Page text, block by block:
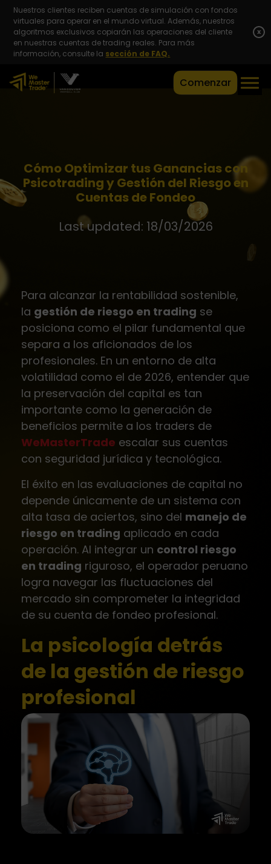
Nuestros clientes reciben cuentas de simulación con fondos
virtuales para operar en el mundo virtual. Además, nuestros
algoritmos exclusivos copiarán las operaciones del cliente
en nuestras cuentas de trading reales. Para más
información, consulte la sección de FAQ.
x
Comenzar
Cómo Optimizar tus Ganancias con
Psicotrading y Gestión del Riesgo en
Cuentas de Fondeo
Last updated: 18/03/2026
Para alcanzar la rentabilidad sostenible,
la gestión de riesgo en trading se
posiciona como el pilar fundamental que
separa a los aficionados de los
profesionales. En un entorno de alta
volatilidad como el de 2026, entender que
la preservación del capital es tan
importante como la generación de
beneficios permite a los traders de
WeMasterTrade escalar sus cuentas
con seguridad jurídica y tecnológica.
El éxito en las evaluaciones de capital no
depende únicamente de un sistema con
alta tasa de aciertos, sino del manejo de
riesgo en trading aplicado en cada
operación. Al integrar un control riesgo
en trading riguroso, el operador peruano
logra navegar las fluctuaciones del
mercado sin comprometer la integridad
de su cuenta de fondeo profesional.
La psicología detrás
de la gestión de riesgo
profesional